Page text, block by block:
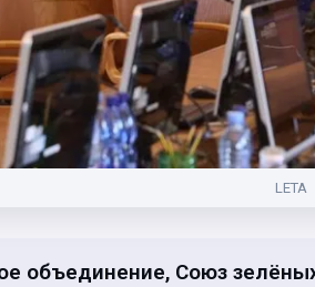
LETA
объединение, Союз